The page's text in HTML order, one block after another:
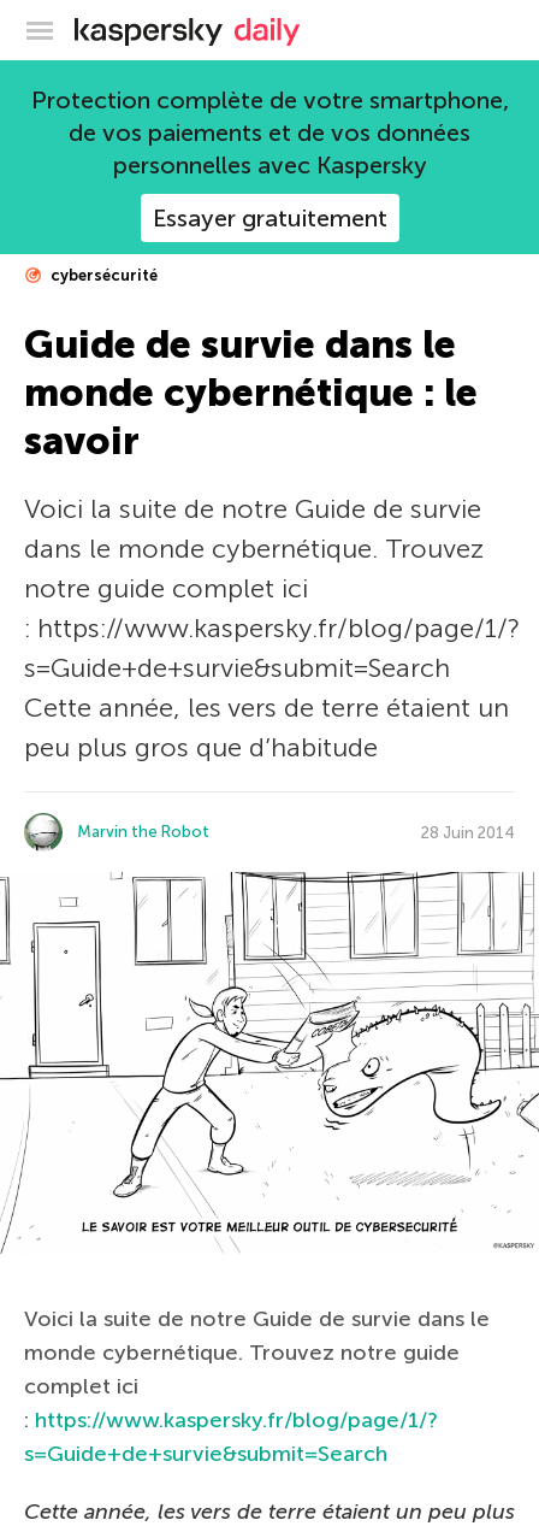
Blog officiel de Kaspersky
Protection complète de votre smartphone,
de vos paiements et de vos données
personnelles avec Kaspersky
Essayer gratuitement
cybersécurité
Guide de survie dans le
monde cybernétique : le
savoir
Voici la suite de notre Guide de survie
dans le monde cybernétique. Trouvez
notre guide complet ici
: https://www.kaspersky.fr/blog/page/1/?
s=Guide+de+survie&submit=Search
Cette année, les vers de terre étaient un
peu plus gros que d’habitude
Marvin the Robot 28 Juin 2014
Voici la suite de notre Guide de survie dans le
monde cybernétique. Trouvez notre guide
complet ici
: https://www.kaspersky.fr/blog/page/1/?
s=Guide+de+survie&submit=Search
Cette année, les vers de terre étaient un peu plus